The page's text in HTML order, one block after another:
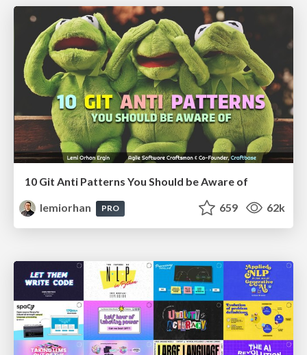
10 Git Anti Patterns You Should be Aware of
lemiorhan
PRO 659 62k